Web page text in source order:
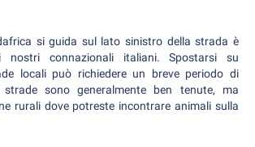
si guida sul lato sinistro della strada è
nostri connazionali italiani. Spostarsi su
locali può richiedere un breve periodo di
sono generalmente ben tenute, ma
rurali dove potreste incontrare animali sulla